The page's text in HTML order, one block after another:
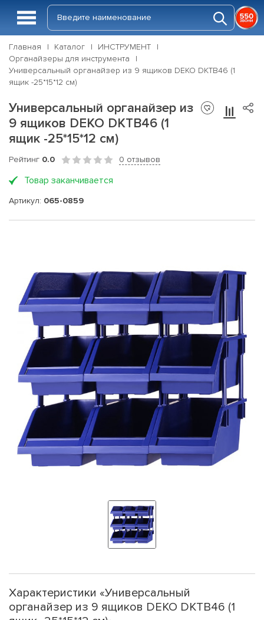
Главная Каталог
ИНСТРУМЕНТ
Органайзеры для инструмента
Универсальный органайзер из 9 ящиков DEKO DKTB46 (1
ящик -25*15*12 см)
Универсальный органайзер из
9 ящиков DEKO DKTB46 (1
ящик -25*15*12 см)
Рейтинг 0.0 0 отзывов
Товар заканчивается
Артикул: 065-0859
Характеристики «Универсальный
органайзер из 9 ящиков DEKO DKTB46 (1